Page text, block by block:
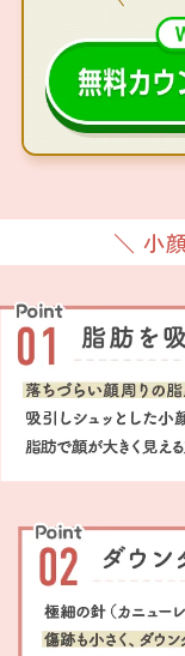
＼ 小